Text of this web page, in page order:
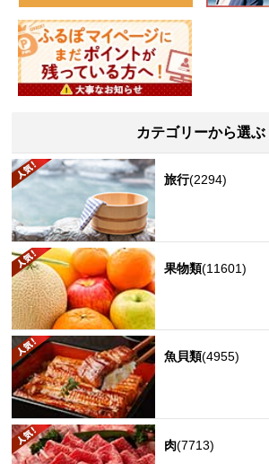
カテゴリーから選ぶ
旅行(2294)
果物類(11601)
魚貝類(4955)
肉(7713)